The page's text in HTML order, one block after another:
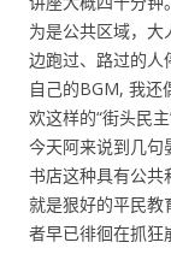
为是公共区域，
边跑过、路过的人
自己的BGM, 我还
欢这样的“街头民
今天阿来说到几句
书店这种具有公共
就是狠好的平民教
者早已徘徊在抓狂